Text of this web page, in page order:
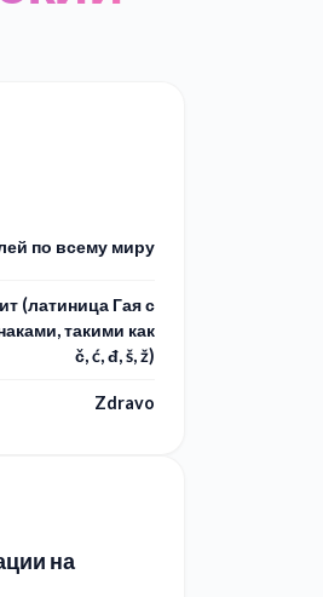
по всему миру
(латиница Гая с
такими как
č, ć, đ, š, ž)
Zdravo
на